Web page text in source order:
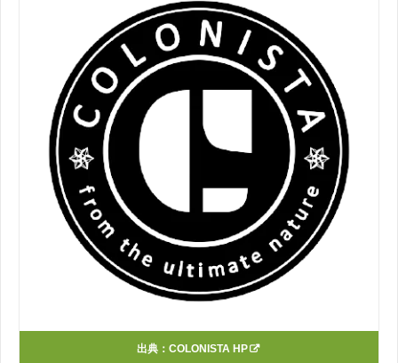
出典： COLONISTA HP